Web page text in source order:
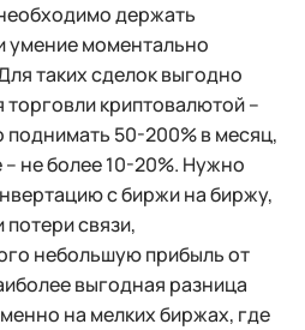
держать
умение моментально
таких сделок выгодно
торговли криптовалютой –
50-200% в месяц,
не более 10-20%. Нужно
с биржи на биржу,
связи,
небольшую прибыль от
выгодная разница
на мелких биржах, где